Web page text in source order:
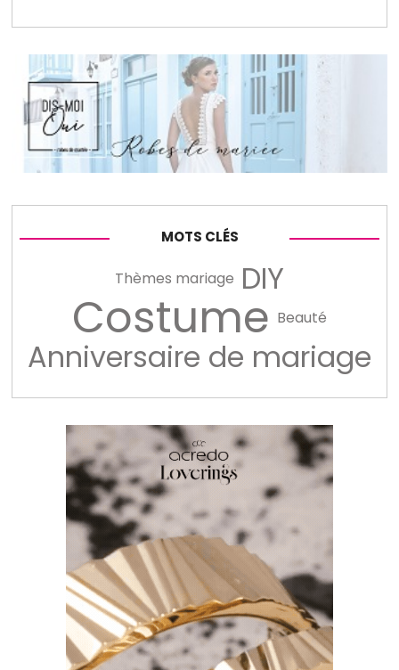
MOTS CLÉS
Thèmes mariage DIY
Costume Beauté
Anniversaire de mariage